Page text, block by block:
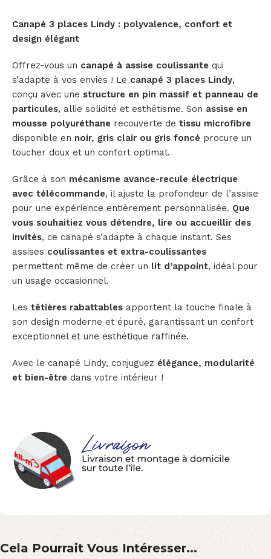
Canapé 3 places Lindy : polyvalence, confort et
design élégant
Offrez-vous un canapé à assise coulissante qui
s’adapte à vos envies ! Le canapé 3 places Lindy,
conçu avec une structure en pin massif et panneau de
particules, allie solidité et esthétisme. Son assise en
mousse polyuréthane recouverte de tissu microfibre
disponible en noir, gris clair ou gris foncé procure un
toucher doux et un confort optimal.
Grâce à son mécanisme avance-recule électrique
avec télécommande, il ajuste la profondeur de l’assise
pour une expérience entièrement personnalisée. Que
vous souhaitiez vous détendre, lire ou accueillir des
invités, ce canapé s’adapte à chaque instant. Ses
assises coulissantes et extra-coulissantes
permettent même de créer un lit d’appoint, idéal pour
un usage occasionnel.
Les têtières rabattables apportent la touche finale à
son design moderne et épuré, garantissant un confort
exceptionnel et une esthétique raffinée.
Avec le canapé Lindy, conjuguez élégance, modularité
et bien-être dans votre intérieur !
Cela Pourrait Vous Intéresser...